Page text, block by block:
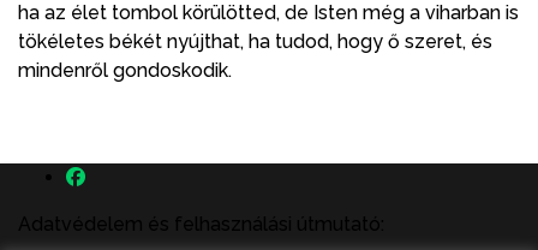
ha az élet tombol körülötted, de Isten még a viharban is
tökéletes békét nyújthat, ha tudod, hogy ő szeret, és
mindenről gondoskodik.
Adatvédelem és felhasználási útmutató: